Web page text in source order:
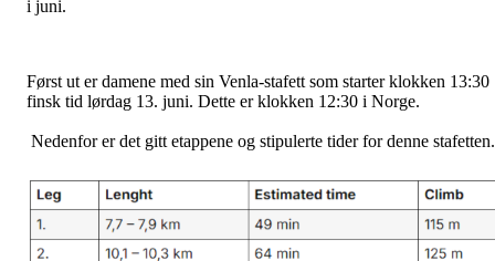
i juni.
Først ut er damene med sin Venla-stafett som starter klokken 13:30
finsk tid lørdag 13. juni. Dette er klokken 12:30 i Norge.
Nedenfor er det gitt etappene og stipulerte tider for denne stafetten.